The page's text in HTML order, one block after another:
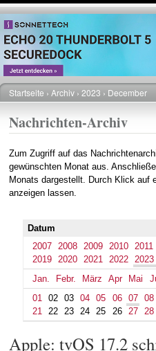
Direkt
zum
Inhalt
Pfadnavigation
Startseite Archiv 2023 December
Nachrichten-Archiv
Zum Zugriff auf das
gewünschten Monat aus.
Monats dargestellt. Durch Klick auf
anzeigen lassen.
Datum
2007
2008 2009 2010
2011
2019
2020 2021 2022
2023
Jan.
Febr. März Apr Mai
01
02 03 04 05 06 07
08
21
22 23 24 25 26 27 28
Apple: tvOS 17.2